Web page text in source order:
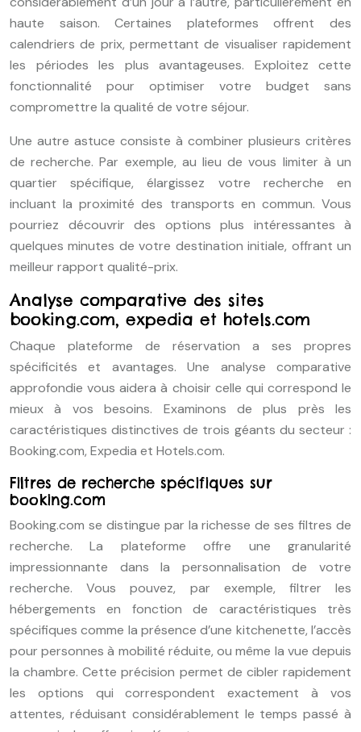
haute saison. Certaines plateformes offrent des
calendriers de prix, permettant de visualiser rapidement
les périodes les plus avantageuses. Exploitez cette
fonctionnalité pour optimiser votre budget sans
compromettre la qualité de votre séjour.
Une autre astuce consiste à combiner plusieurs critères
de recherche. Par exemple, au lieu de vous limiter à un
quartier spécifique, élargissez votre recherche en
incluant la proximité des transports en commun. Vous
pourriez découvrir des options plus intéressantes à
quelques minutes de votre destination initiale, offrant un
meilleur rapport qualité-prix.
Analyse comparative des sites
booking.com, expedia et hotels.com
Chaque plateforme de réservation a ses propres
spécificités et avantages. Une analyse comparative
approfondie vous aidera à choisir celle qui correspond le
mieux à vos besoins. Examinons de plus près les
caractéristiques distinctives de trois géants du secteur :
Booking.com, Expedia et Hotels.com.
Filtres de recherche spécifiques sur
booking.com
Booking.com se distingue par la richesse de ses filtres de
recherche. La plateforme offre une granularité
impressionnante dans la personnalisation de votre
recherche. Vous pouvez, par exemple, filtrer les
hébergements en fonction de caractéristiques très
spécifiques comme la présence d’une kitchenette, l’accès
pour personnes à mobilité réduite, ou même la vue depuis
la chambre. Cette précision permet de cibler rapidement
les options qui correspondent exactement à vos
attentes, réduisant considérablement le temps passé à